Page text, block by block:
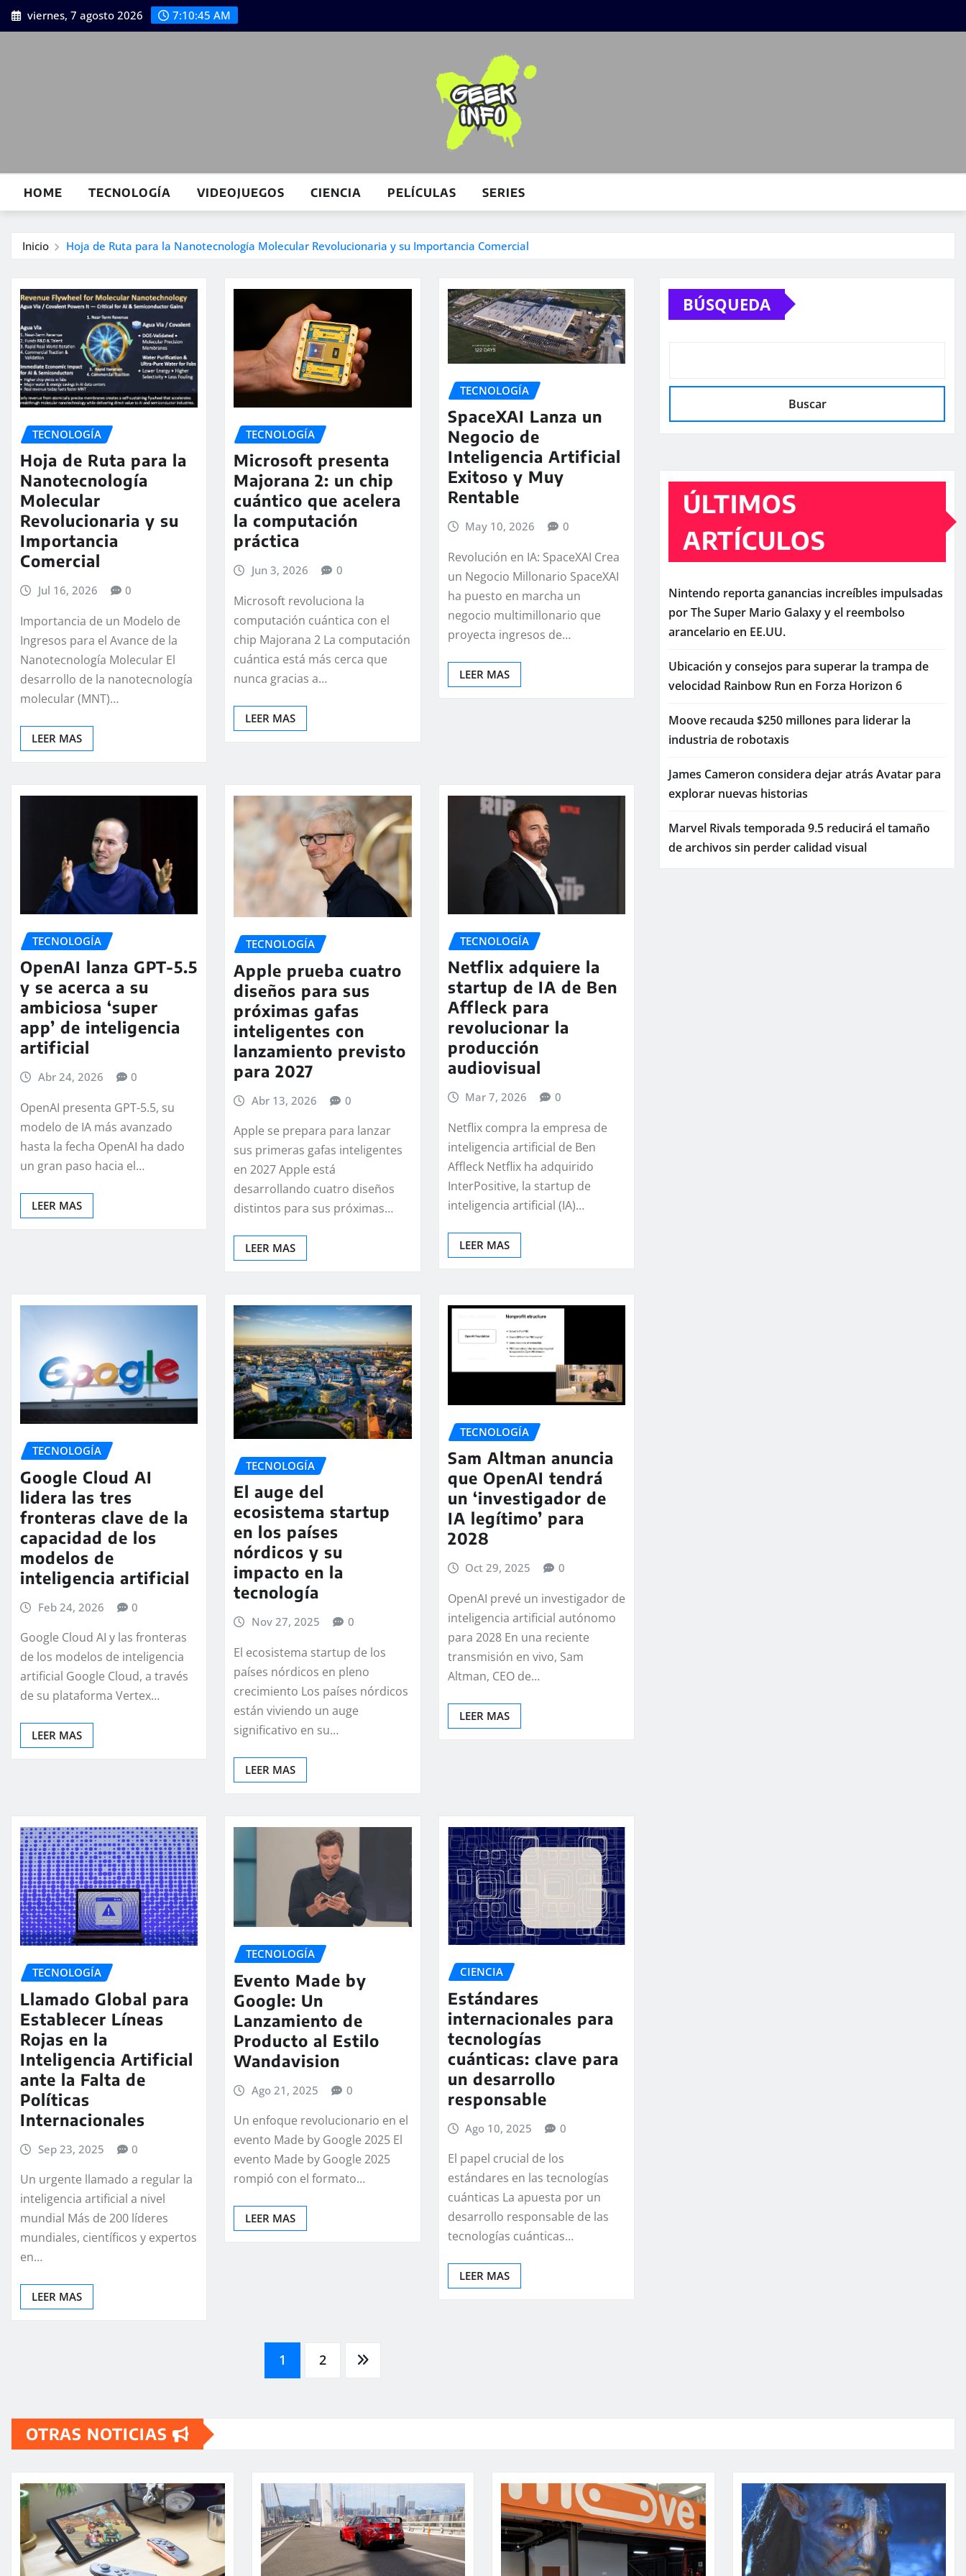
Saltar
al
viernes, 7 agosto 2026 7:10:46 AM
HOME TECNOLOGÍA VIDEOJUEGOS CIENCIA PELÍCULAS SERIES
Inicio Hoja de Ruta para la Nanotecnología Molecular Revolucionaria y su Importancia Comercial
TECNOLOGÍA
Hoja de Ruta para la
Nanotecnología
Molecular
Revolucionaria y su
Importancia
Comercial
Jul 16, 2026 0
Importancia de un Modelo de
Ingresos para el Avance de la
Nanotecnología Molecular El
desarrollo de la nanotecnología
molecular (MNT)…
LEER MAS
TECNOLOGÍA
Microsoft presenta
Majorana 2: un chip
cuántico que acelera
la computación
práctica
Jun 3, 2026 0
Microsoft revoluciona la
computación cuántica con el
chip Majorana 2 La computación
cuántica está más cerca que
nunca gracias a…
LEER MAS
TECNOLOGÍA
SpaceXAI Lanza un
Negocio de
Inteligencia Artificial
Exitoso y Muy
Rentable
May 10, 2026 0
Revolución en IA: SpaceXAI Crea
un Negocio Millonario SpaceXAI
ha puesto en marcha un
negocio multimillonario que
proyecta ingresos de…
LEER MAS
TECNOLOGÍA
OpenAI lanza GPT-5.5
y se acerca a su
ambiciosa ‘super
app’ de inteligencia
artificial
Abr 24, 2026 0
OpenAI presenta GPT-5.5, su
modelo de IA más avanzado
hasta la fecha OpenAI ha dado
un gran paso hacia el…
LEER MAS
TECNOLOGÍA
Apple prueba cuatro
diseños para sus
próximas gafas
inteligentes con
lanzamiento previsto
para 2027
Abr 13, 2026 0
Apple se prepara para lanzar
sus primeras gafas inteligentes
en 2027 Apple está
desarrollando cuatro diseños
distintos para sus próximas…
LEER MAS
TECNOLOGÍA
Netflix adquiere la
startup de IA de Ben
Affleck para
revolucionar la
producción
audiovisual
Mar 7, 2026 0
Netflix compra la empresa de
inteligencia artificial de Ben
Affleck Netflix ha adquirido
InterPositive, la startup de
inteligencia artificial (IA)…
LEER MAS
TECNOLOGÍA
Google Cloud AI
lidera las tres
fronteras clave de la
capacidad de los
modelos de
inteligencia artificial
Feb 24, 2026 0
Google Cloud AI y las fronteras
de los modelos de inteligencia
artificial Google Cloud, a través
de su plataforma Vertex…
LEER MAS
TECNOLOGÍA
El auge del
ecosistema startup
en los países
nórdicos y su
impacto en la
tecnología
Nov 27, 2025 0
El ecosistema startup de los
países nórdicos en pleno
crecimiento Los países nórdicos
están viviendo un auge
significativo en su…
LEER MAS
TECNOLOGÍA
Sam Altman anuncia
que OpenAI tendrá
un ‘investigador de
IA legítimo’ para
2028
Oct 29, 2025 0
OpenAI prevé un investigador de
inteligencia artificial autónomo
para 2028 En una reciente
transmisión en vivo, Sam
Altman, CEO de…
LEER MAS
TECNOLOGÍA
Llamado Global para
Establecer Líneas
Rojas en la
Inteligencia Artificial
ante la Falta de
Políticas
Internacionales
Sep 23, 2025 0
Un urgente llamado a regular la
inteligencia artificial a nivel
mundial Más de 200 líderes
mundiales, científicos y expertos
en…
LEER MAS
TECNOLOGÍA
Evento Made by
Google: Un
Lanzamiento de
Producto al Estilo
Wandavision
Ago 21, 2025 0
Un enfoque revolucionario en el
evento Made by Google 2025 El
evento Made by Google 2025
rompió con el formato…
LEER MAS
CIENCIA
Estándares
internacionales para
tecnologías
cuánticas: clave para
un desarrollo
responsable
Ago 10, 2025 0
El papel crucial de los
estándares en las tecnologías
cuánticas La apuesta por un
desarrollo responsable de las
tecnologías cuánticas…
LEER MAS
entradas
1 2
BÚSQUEDA
Buscar
ÚLTIMOS
ARTÍCULOS
Nintendo reporta ganancias increíbles impulsadas
por The Super Mario Galaxy y el reembolso
arancelario en EE.UU.
Ubicación y consejos para superar la trampa de
velocidad Rainbow Run en Forza Horizon 6
Moove recauda $250 millones para liderar la
industria de robotaxis
James Cameron considera dejar atrás Avatar para
explorar nuevas historias
Marvel Rivals temporada 9.5 reducirá el tamaño
de archivos sin perder calidad visual
OTRAS NOTICIAS